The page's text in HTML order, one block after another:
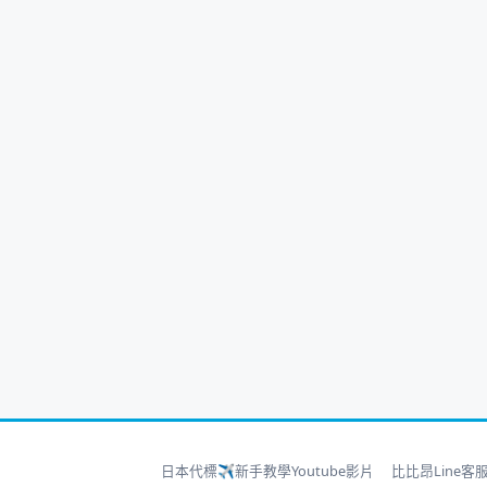
日本代標✈新手教學Youtube影片 比比昂Line客